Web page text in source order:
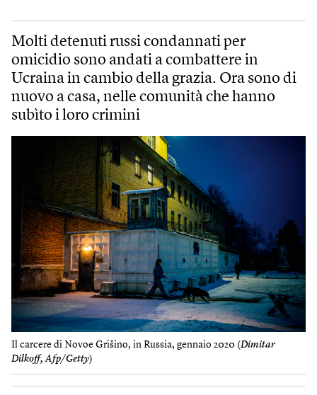
Molti detenuti russi condannati per
omicidio sono andati a combattere in
Ucraina in cambio della grazia. Ora sono di
nuovo a casa, nelle comunità che hanno
subìto i loro crimini
Il carcere di Novoe Grišino, in Russia, gennaio 2020 (Dimitar
Dilkoff, Afp/Getty)